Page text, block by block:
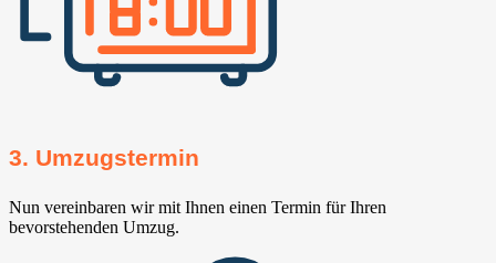
3. Umzugstermin
Nun vereinbaren wir mit Ihnen einen Termin für Ihren
bevorstehenden Umzug.